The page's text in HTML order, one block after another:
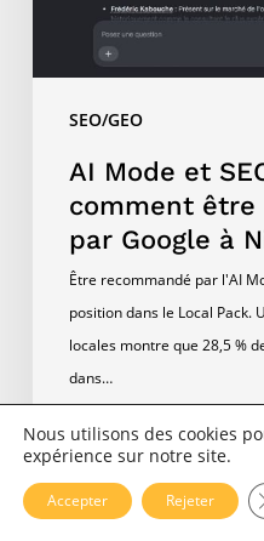
SEO/GEO
recommandé
NiceAI Mode et
comment être
par Google à
Être recommandé par l'AI
position dans le Local Pack.
locales montre que 28,5 %
dans…
Florian Zorgnotti
31 juillet 2026
Nous utilisons des cookies
expérience sur notre site.
Accepter Rejeter